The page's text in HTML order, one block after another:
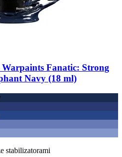
Warpaints Fanatic: Strong
Navy (18 ml)
stabilizatorami